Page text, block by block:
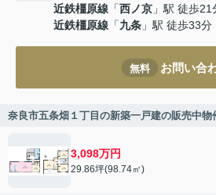
近鉄橿原線 「西ノ京 」駅 徒歩21
近鉄橿原線 「九条 」駅 徒歩33分
無料 お問い合
奈良市五条畑１丁目の新築一戸建の販売中物
3,098万円
29.86坪(98.74㎡)